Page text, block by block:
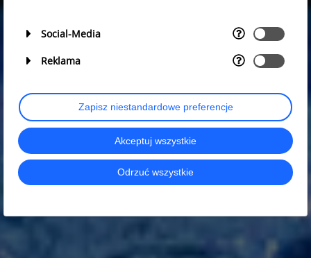
Social-Media
Reklama
Zapisz niestandardowe preferencje
Akceptuj wszystkie
Odrzuć wszystkie